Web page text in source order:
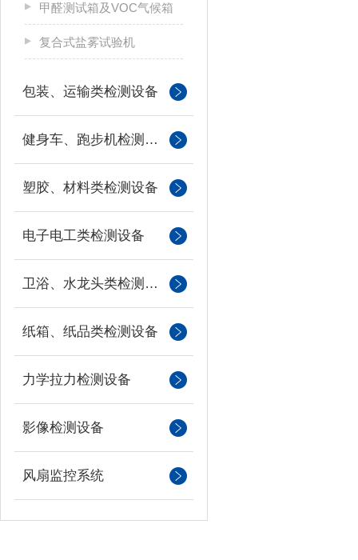
甲醛测试箱及VOC气候箱
复合式盐雾试验机
包装、运输类检测设备
健身车、跑步机检测设备
塑胶、材料类检测设备
电子电工类检测设备
卫浴、水龙头类检测设备
纸箱、纸品类检测设备
力学拉力检测设备
影像检测设备
风扇监控系统